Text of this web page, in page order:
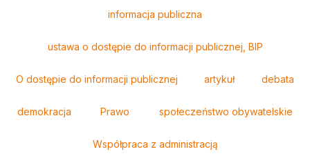
informacja publiczna
ustawa o dostępie do informacji publicznej, BIP
O dostępie do informacji publicznej artykuł debata
demokracja Prawo społeczeństwo obywatelskie
Współpraca z administracją